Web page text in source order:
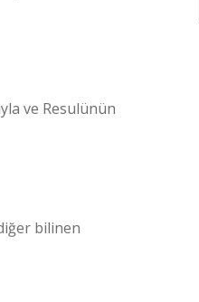
ve Resulünün
bilinen